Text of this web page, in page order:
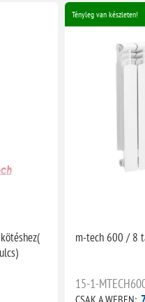
Tényleg van készleten!
m-tech 600 / 8
15-1-
CSAK A WEBEN: